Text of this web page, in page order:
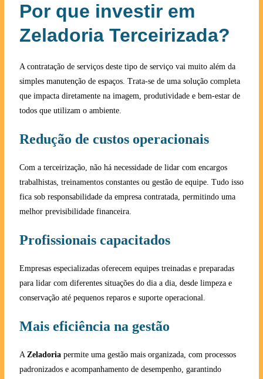
Por que investir em
Zeladoria Terceirizada?
A contratação de serviços deste tipo de serviço vai muito além da
simples manutenção de espaços. Trata-se de uma solução completa
que impacta diretamente na imagem, produtividade e bem-estar de
todos que utilizam o ambiente.
Redução de custos operacionais
Com a terceirização, não há necessidade de lidar com encargos
trabalhistas, treinamentos constantes ou gestão de equipe. Tudo isso
fica sob responsabilidade da empresa contratada, permitindo uma
melhor previsibilidade financeira.
Profissionais capacitados
Empresas especializadas oferecem equipes treinadas e preparadas
para lidar com diferentes situações do dia a dia, desde limpeza e
conservação até pequenos reparos e suporte operacional.
Mais eficiência na gestão
A Zeladoria permite uma gestão mais organizada, com processos
padronizados e acompanhamento de desempenho, garantindo